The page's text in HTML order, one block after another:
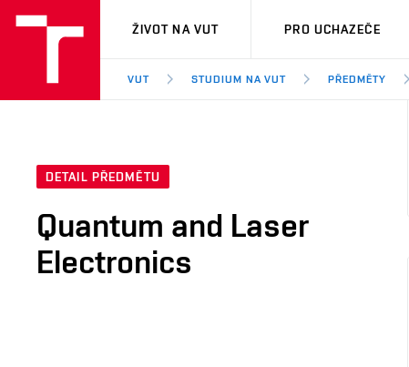
VUT
ŽIVOT NA VUT PRO UCHAZEČE
VUT STUDIUM NA VUT PŘEDMĚTY
DETAIL PŘEDMĚTU
Quantum and Laser
Electronics